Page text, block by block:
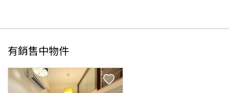
有銷售中物件